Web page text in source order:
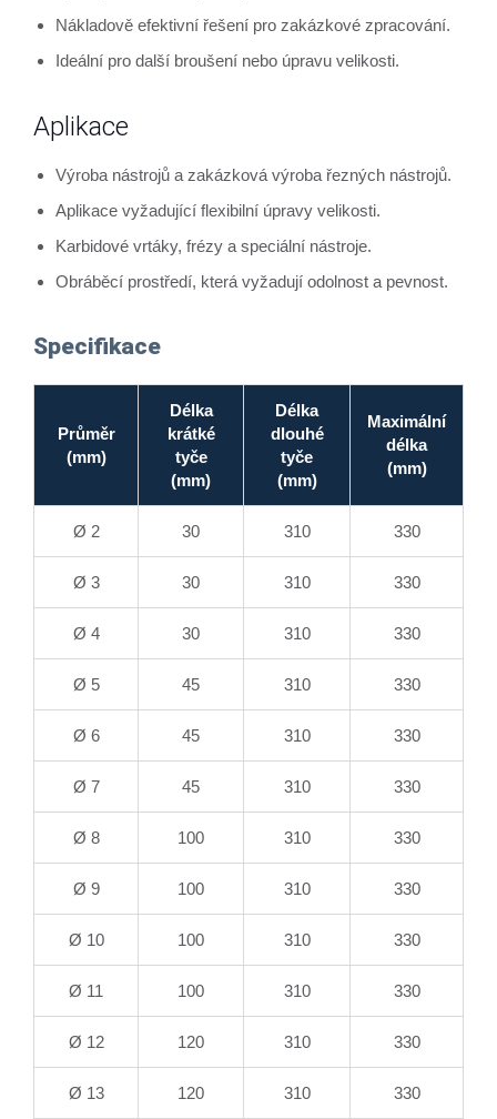
Nákladově efektivní řešení pro zakázkové zpracování.
Ideální pro další broušení nebo úpravu velikosti.
Aplikace
Výroba nástrojů a zakázková výroba řezných nástrojů.
Aplikace vyžadující flexibilní úpravy velikosti.
Karbidové vrtáky, frézy a speciální nástroje.
Obráběcí prostředí, která vyžadují odolnost a pevnost.
Specifikace
Průměr
(mm)
Délka
krátké
tyče
(mm)
Délka
dlouhé
tyče
(mm)
Maximální
délka
(mm)
Ø 2 30 310 330
Ø 3 30 310 330
Ø 4 30 310 330
Ø 5 45 310 330
Ø 6 45 310 330
Ø 7 45 310 330
Ø 8 100 310 330
Ø 9 100 310 330
Ø 10 100 310 330
Ø 11 100 310 330
Ø 12 120 310 330
Ø 13 120 310 330